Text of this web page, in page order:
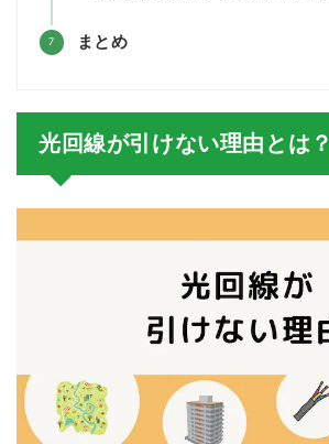
まとめ
光回線が引けない理由とは？